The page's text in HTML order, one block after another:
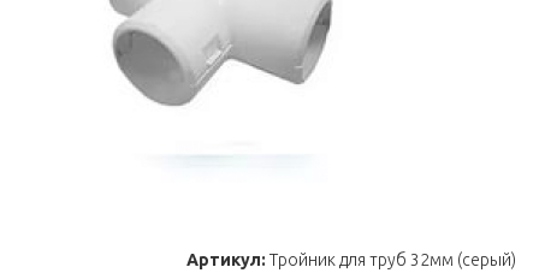
Артикул: Тройник для труб 32мм (серый)